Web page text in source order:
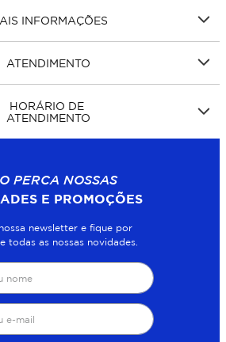
INFORMAÇÕES
ATENDIMENTO
HORÁRIO DE
ATENDIMENTO
PERCA NOSSAS
E PROMOÇÕES
newsletter e fique por
todas as nossas novidades.